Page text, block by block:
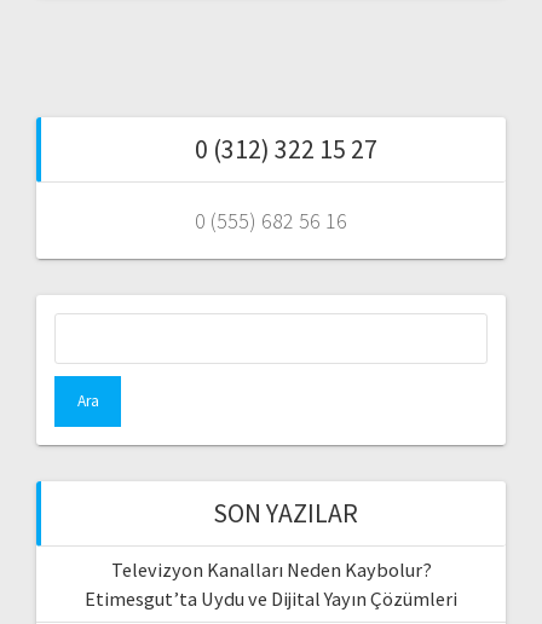
0 (312) 322 15 27
0 (555) 682 56 16
SON YAZILAR
Televizyon Kanalları Neden Kaybolur?
Etimesgut’ta Uydu ve Dijital Yayın Çözümleri